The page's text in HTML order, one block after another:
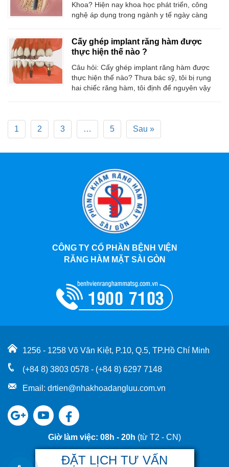
Khoa? Hiện nay khoa học phát triển, công
nghệ áp dụng trong ngành y tế ngày càng
lợi ích cho con người.. Trong đó công nghệ
cấy ghép răng implant nha khoa là bước
Cấy ghép implant răng hàm được
thực hiện thế nào ?
Câu hỏi: Cấy ghép implant răng hàm được
thực hiện thế nào? Thưa bác sỹ, tôi bị rụng
hai chiếc răng hàm, tôi định để nguyên vậy
Bạn bè tôi giới thiệu phương pháp cắm răng
implant nhưng thật
1 2 3 … 5 Sau »
CÔNG TY CỔ PHẦN BỆNH VIỆN
RĂNG HÀM MẶT SÀI GÒN
1256 - 1258 Võ Văn Kiệt, P.10, Q.5, TP.Hồ Chí Minh
(+84 8) 3803 0578 - (+84 8) 6297 7148
Email: drtien@nhakhoadangluu.com.vn
Google
Plus
YoutubeFacebook
Giờ làm việc: 08h - 20h (từ T2 - CN)
ĐẶT LỊCH TƯ VẤN